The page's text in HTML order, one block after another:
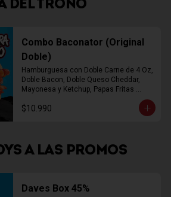
DEL TRONO
Combo Baconator (Original
Doble)
Hamburguesa con Doble Carne de 4 Oz,
Doble Bacon, Doble Queso Cheddar,
Mayonesa y Ketchup, Papas Fritas
$10.990
A LAS PROMOS
Daves Box 45%